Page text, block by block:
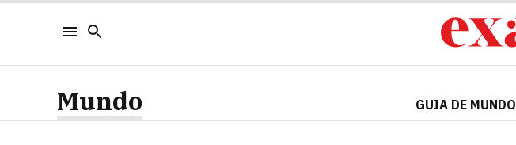
Mundo GUIA DE MUNDO